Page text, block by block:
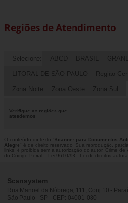
Regiões de Atendimento
Selecione: ABCD BRASIL
LITORAL DE SÃO PAULO Região
Zona Norte Zona Oeste Zona Sul
Verifique as regiões que
atendemos
O conteúdo do texto " Scanner para Documentos
Alegre " é de direito reservado. Sua reprodução,
links, é proibida sem a autorização do autor. Crime
do Código Penal –
Lei 9610/98 - Lei de direitos autorais
Scansystem
Rua Manoel da Nóbrega, 111, Conj 10 -
São Paulo - SP - CEP: 04001-080